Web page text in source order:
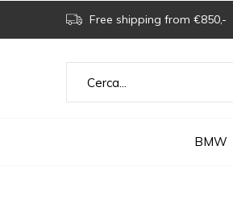
BMW
Free shipping from €850,-